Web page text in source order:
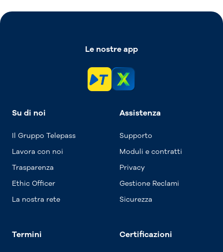
Le nostre app
Su di noi
Il Gruppo Telepass
Lavora con noi
Trasparenza
Ethic Officer
La nostra rete
Assistenza
Supporto
Moduli e contratti
Privacy
Gestione Reclami
Sicurezza
Termini Certificazioni